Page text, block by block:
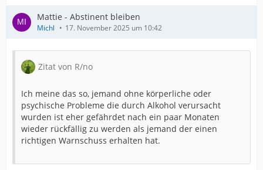
Mattie - Abstinent bleiben
Michl 17. November 2025 um 10:42
Zitat von R/no
Ich meine das so, jemand ohne körperliche oder
psychische Probleme die durch Alkohol verursacht
wurden ist eher gefährdet nach ein paar Monaten
wieder rückfällig zu werden als jemand der einen
richtigen Warnschuss erhalten hat.